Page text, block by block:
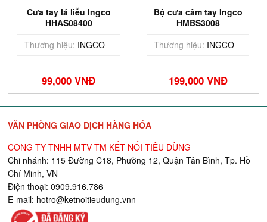
Cưa tay lá liễu Ingco
HHAS08400
Thương hiệu: INGCO
99,000 VNĐ
Bộ cưa cầm tay Ingco
HMBS3008
Thương hiệu: INGCO
199,000 VNĐ
VĂN PHÒNG GIAO DỊCH HÀNG HÓA
CÔNG TY TNHH MTV TM KẾT NỐI TIÊU DÙNG
Chi nhánh: 115 Đường C18, Phường 12, Quận Tân Bình, Tp. Hồ
Chí Minh, VN
Điện thoại: 0909.916.786
E-mail: hotro@ketnoitieudung.vnn